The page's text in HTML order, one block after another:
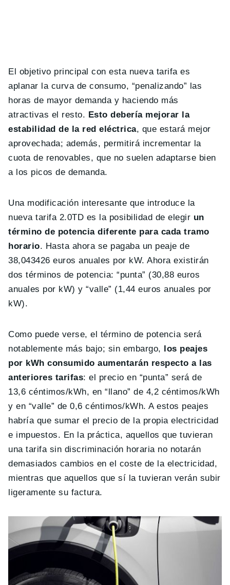
El objetivo principal con esta nueva tarifa es
aplanar la curva de consumo, “penalizando” las
horas de mayor demanda y haciendo más
atractivas el resto. Esto debería mejorar la
estabilidad de la red eléctrica, que estará mejor
aprovechada; además, permitirá incrementar la
cuota de renovables, que no suelen adaptarse bien
a los picos de demanda.
Una modificación interesante que introduce la
nueva tarifa 2.0TD es la posibilidad de elegir un
término de potencia diferente para cada tramo
horario. Hasta ahora se pagaba un peaje de
38,043426 euros anuales por kW. Ahora existirán
dos términos de potencia: “punta” (30,88 euros
anuales por kW) y “valle” (1,44 euros anuales por
kW).
Como puede verse, el término de potencia será
notablemente más bajo; sin embargo, los peajes
por kWh consumido aumentarán respecto a las
anteriores tarifas: el precio en “punta” será de
13,6 céntimos/kWh, en “llano” de 4,2 céntimos/kWh
y en “valle” de 0,6 céntimos/kWh. A estos peajes
habría que sumar el precio de la propia electricidad
e impuestos. En la práctica, aquellos que tuvieran
una tarifa sin discriminación horaria no notarán
demasiados cambios en el coste de la electricidad,
mientras que aquellos que sí la tuvieran verán subir
ligeramente su factura.